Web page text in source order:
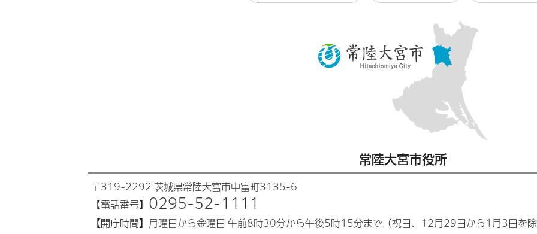
常陸大宮市役所
〒319-2292 茨城県常陸大宮市中富町3135-6
【電話番号】 0295-52-1111
【開庁時間】 月曜日から金曜日 午前8時30分から午後5時15分まで（祝日、12月29日から1月3日を